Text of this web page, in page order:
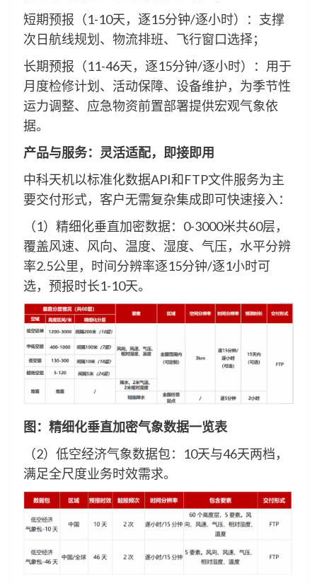
短期预报（1-10天，逐15分钟/逐小时）：支撑
次日航线规划、物流排班、飞行窗口选择；
长期预报（11-46天，逐15分钟/逐小时）：用于
月度检修计划、活动保障、设备维护，为季节性
运力调整、应急物资前置部署提供宏观气象依
据。
产品与服务：灵活适配， 即接即用
中科天机以标准化数据API和FTP文件服务为主
要交付形式，客户无需复杂集成即可快速接入：
（1）精细化垂直加密数据：0-3000米共60层，
覆盖风速、风向、温度、湿度、气压，水平分辨
率2.5公里，时间分辨率逐15分钟/逐1小时可
选，预报时长1-10天。
图：精细化垂直加密气象数据一览表
（2）低空经济气象数据包：10天与46天两档，
满足全尺度业务时效需求。